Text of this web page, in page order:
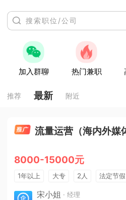
加入群聊 热门兼职
推荐 最新 附近
流量运营（海内外媒
8000-15000元
1年以上 大专 2人 法定节
宋小姐 · 经理